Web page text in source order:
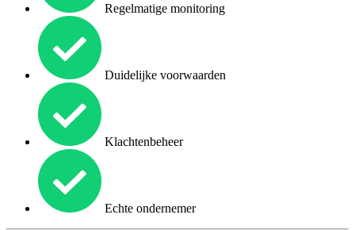
Regelmatige monitoring
Duidelijke voorwaarden
Klachtenbeheer
Echte ondernemer